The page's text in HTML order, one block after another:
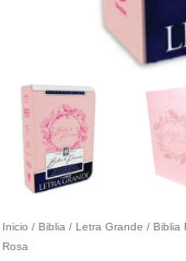
Inicio / Biblia / Letra Grande / Biblia
Rosa